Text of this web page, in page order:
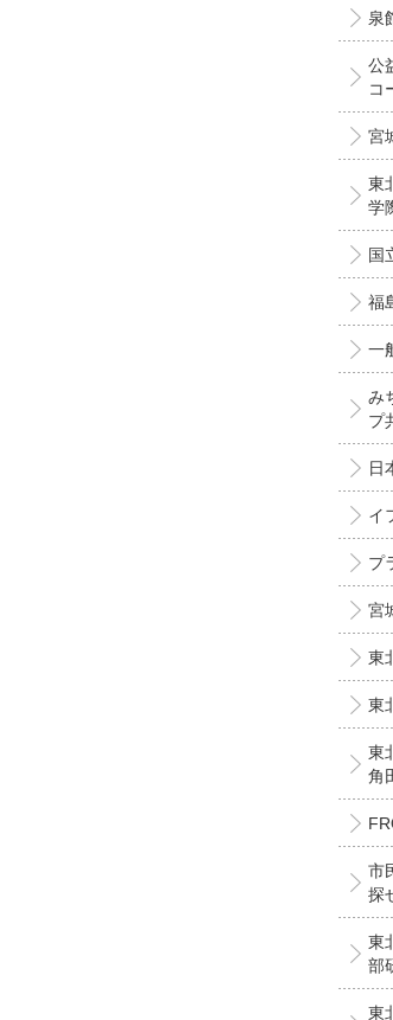
泉
公
コ
宮
東
学
国
福
一
み
プ
日
イ
プ
宮
東
東
東
角
市
探
東
部
東